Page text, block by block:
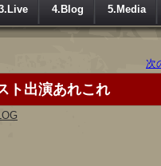
4.Blog 5.Media
次
ト出演あれこれ